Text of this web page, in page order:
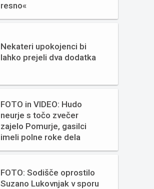
resno«
Nekateri upokojenci bi
lahko prejeli dva dodatka
FOTO in VIDEO: Hudo
neurje s točo zvečer
zajelo Pomurje, gasilci
imeli polne roke dela
FOTO: Sodišče oprostilo
Suzano Lukovnjak v sporu